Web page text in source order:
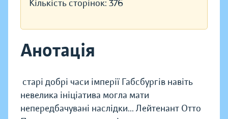
Кількість сторінок: 376
Анотація
старі добрі часи імперії Габсбургів навіть
невелика ініціатива могла мати
непередбачувані наслідки... Лейтенант Отто